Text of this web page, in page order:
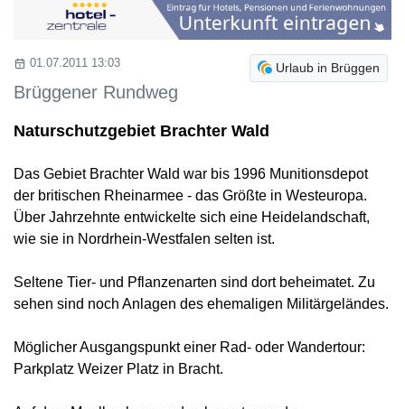
Urlaub in Brüggen
01.07.2011 13:03
Brüggener Rundweg
Naturschutzgebiet Brachter Wald
Das Gebiet Brachter Wald war bis 1996 Munitionsdepot
der britischen Rheinarmee - das Größte in Westeuropa.
Über Jahrzehnte entwickelte sich eine Heidelandschaft,
wie sie in Nordrhein-Westfalen selten ist.
Seltene Tier- und Pflanzenarten sind dort beheimatet. Zu
sehen sind noch Anlagen des ehemaligen Militärgeländes.
Möglicher Ausgangspunkt einer Rad- oder Wandertour:
Parkplatz Weizer Platz in Bracht.